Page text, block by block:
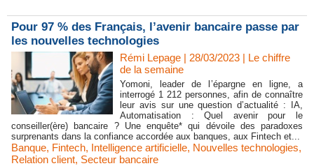
Pour 97 % des Français, l’avenir bancaire passe par
les nouvelles technologies
Rémi Lepage | 28/03/2023 | Le chiffre
de la semaine
Yomoni, leader de l’épargne en ligne, a
interrogé 1 212 personnes, afin de connaître
leur avis sur une question d’actualité : IA,
Automatisation : Quel avenir pour le
conseiller(ère) bancaire ? Une enquête* qui dévoile des paradoxes
surprenants dans la confiance accordée aux banques, aux Fintech et...
Banque, Fintech, Intelligence artificielle, Nouvelles technologies,
Relation client, Secteur bancaire